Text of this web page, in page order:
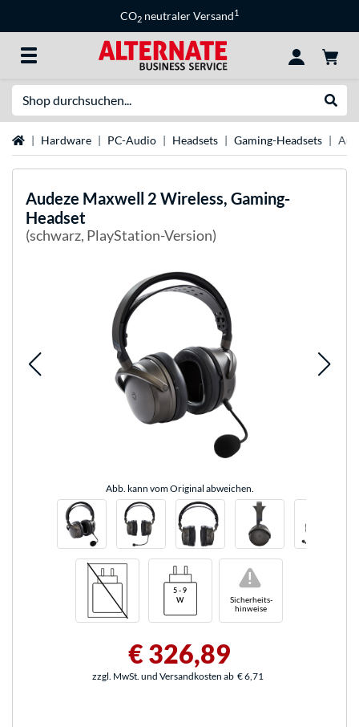
CO2 neutraler Versand1
StartseiteHardware PC-Audio Headsets Gaming-Headsets
Audeze Maxwell 2 Wireless, Gaming-
Headset
(schwarz, PlayStation-Version)
Abb. kann vom Original abweichen.
Sicherheits-
hinweise
!
€ 326,89
zzgl. MwSt. und Versandkosten ab € 6,71